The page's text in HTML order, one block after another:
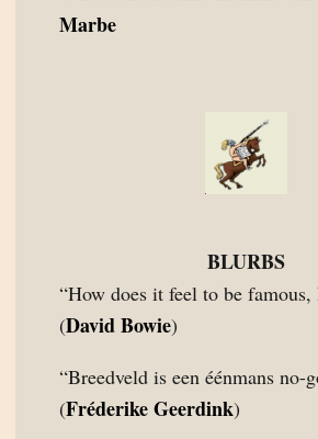
Marbe
BLURBS
“How does it feel to be famous,
(David Bowie)
“Breedveld is een éénmans no-
(Fréderike Geerdink)